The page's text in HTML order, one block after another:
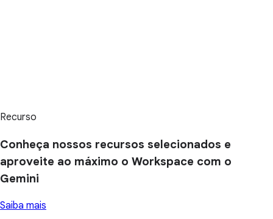
Recurso
Conheça nossos recursos selecionados e
aproveite ao máximo o Workspace com o
Gemini
Saiba mais